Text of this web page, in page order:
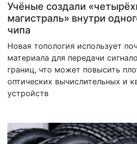
Учёные создали
магистраль» внутри
чипа
Новая топология использует
материала для передачи
границ, что может повысить
оптических вычислительных и
устройств